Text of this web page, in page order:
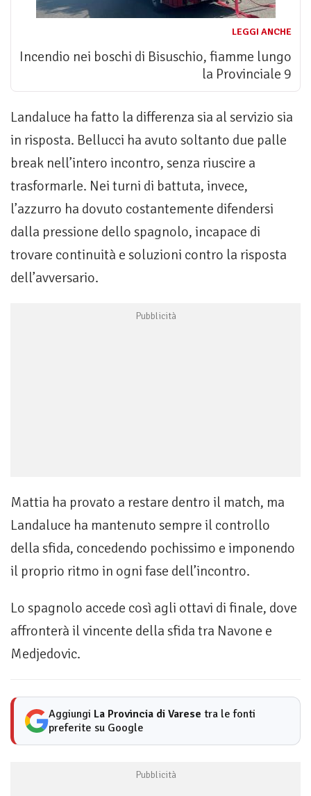
LEGGI ANCHE
Incendio nei boschi di Bisuschio, fiamme lungo
la Provinciale 9
Landaluce ha fatto la differenza sia al servizio sia
in risposta. Bellucci ha avuto soltanto due palle
break nell’intero incontro, senza riuscire a
trasformarle. Nei turni di battuta, invece,
l’azzurro ha dovuto costantemente difendersi
dalla pressione dello spagnolo, incapace di
trovare continuità e soluzioni contro la risposta
dell’avversario.
Mattia ha provato a restare dentro il match, ma
Landaluce ha mantenuto sempre il controllo
della sfida, concedendo pochissimo e imponendo
il proprio ritmo in ogni fase dell’incontro.
Lo spagnolo accede così agli ottavi di finale, dove
affronterà il vincente della sfida tra Navone e
Medjedovic.
Aggiungi La Provincia di Varese tra le fonti
preferite su Google